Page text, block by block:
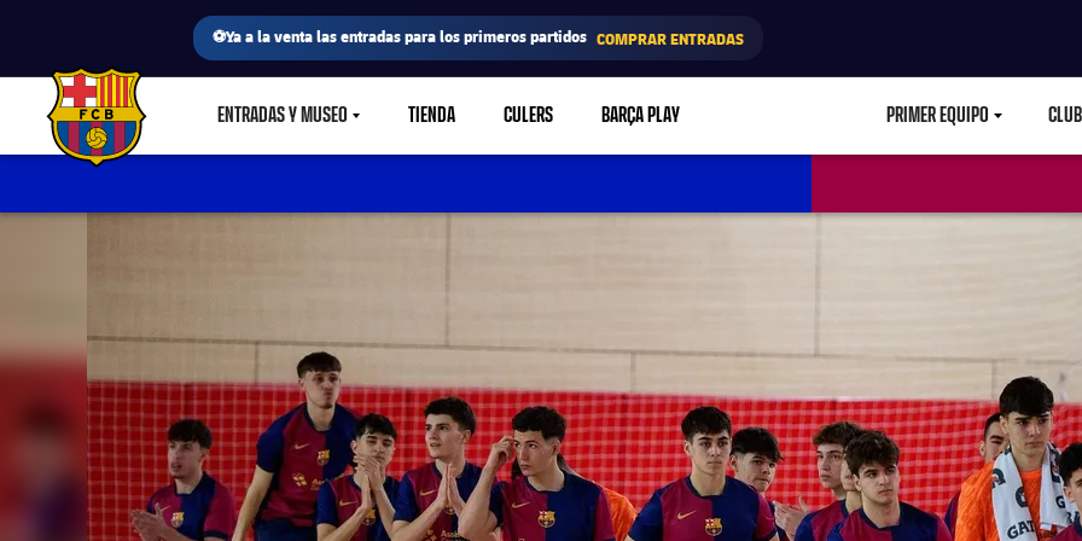
⚽Ya a la venta las entradas para los primeros partidos COMPRAR ENTRADAS
FC Barcelona club badge ENTRADAS Y MUSEOLABEL.SHARE.CARETDOWN
TIENDA CULERS BARÇA PLAY PRIMER EQUIPO CLUB